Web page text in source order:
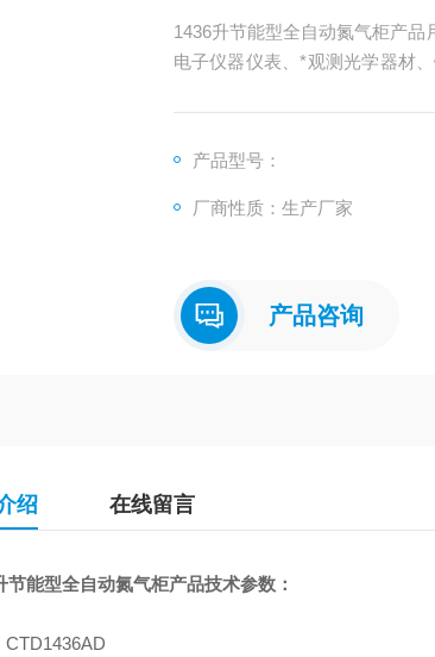
1436升节能型全自动氮气柜产
电子仪器仪表、*观测光学器材
产品型号：
厂商性质：生产厂家
产品咨询
绍 在线留言
节能型全自动氮气柜产品技术参数：
CTD1436AD